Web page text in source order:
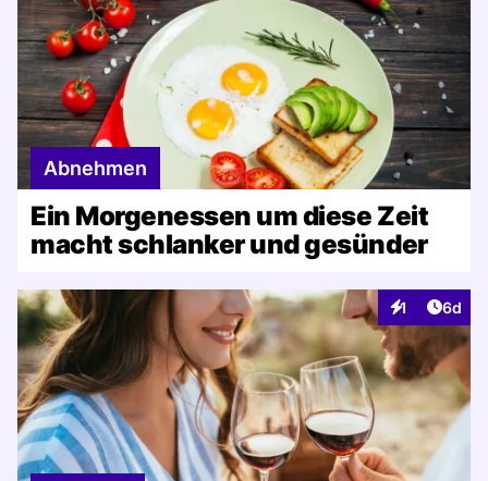
Abnehmen
Ein Morgenessen um diese Zeit
macht schlanker und gesünder
1
Interaktionen
6d